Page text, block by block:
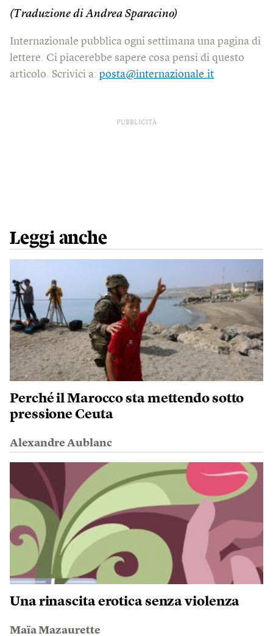
(Traduzione di Andrea Sparacino)
Internazionale pubblica ogni settimana una pagina di
lettere. Ci piacerebbe sapere cosa pensi di questo
articolo. Scrivici a: posta@internazionale.it
PUBBLICITÀ
Leggi anche
Perché il Marocco sta mettendo sotto
pressione Ceuta
Alexandre Aublanc
Una rinascita erotica senza violenza
Maïa Mazaurette